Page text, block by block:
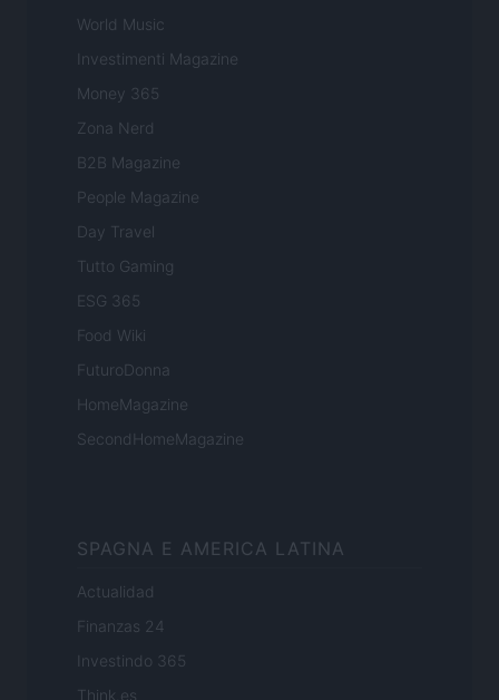
World Music
Investimenti Magazine
Money 365
Zona Nerd
B2B Magazine
People Magazine
Day Travel
Tutto Gaming
ESG 365
Food Wiki
FuturoDonna
HomeMagazine
SecondHomeMagazine
SPAGNA E AMERICA LATINA
Actualidad
Finanzas 24
Investindo 365
Think.es